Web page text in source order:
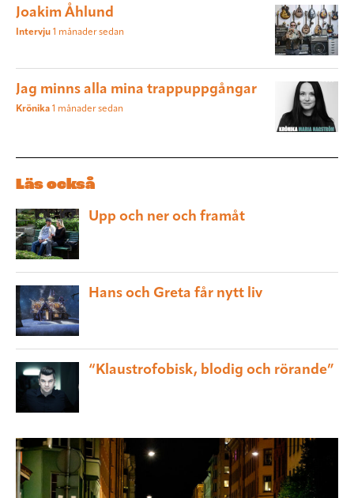
Joakim Åhlund
Intervju 1 månader sedan
Jag minns alla mina trappuppgångar
Krönika 1 månader sedan
Läs också
Upp och ner och framåt
Hans och Greta får nytt liv
“Klaustrofobisk, blodig och rörande”